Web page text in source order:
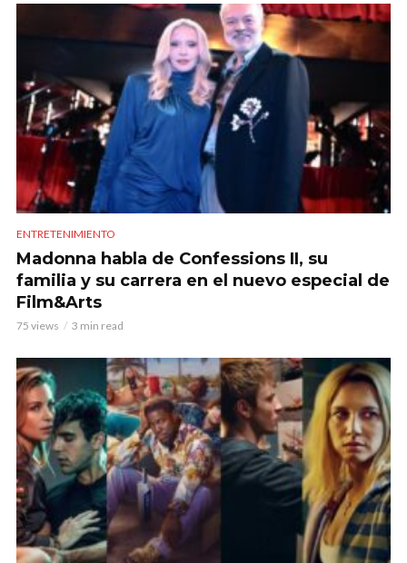
ENTRETENIMIENTO
Madonna habla de Confessions II, su
familia y su carrera en el nuevo especial de
Film&Arts
75 views 3 min read